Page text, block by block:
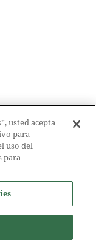
usted acepta
para
uso del
para